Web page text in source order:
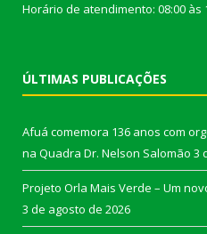
Horário de atendimento: 08:00 às
ÚLTIMAS PUBLICAÇÕES
Afuá comemora 136 anos com
na Quadra Dr. Nelson Salomão 3
Projeto Orla Mais Verde – Um
3 de agosto de 2026